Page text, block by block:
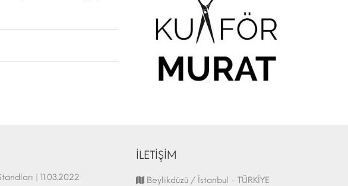
Truss Fuar Standları | 11.03.2022 Fuar Stand | 07.10.2017
İLETİŞİM
Beylikdüzü / İstanbul - TÜRKİYE